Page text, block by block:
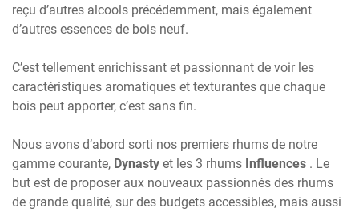
reçu d’autres alcools précédemment, mais également
d’autres essences de bois neuf.
C’est tellement enrichissant et passionnant de voir les
caractéristiques aromatiques et texturantes que chaque
bois peut apporter, c’est sans fin.
Nous avons d’abord sorti nos premiers rhums de notre
gamme courante, Dynasty et les 3 rhums Influences . Le
but est de proposer aux nouveaux passionnés des rhums
de grande qualité, sur des budgets accessibles, mais aussi